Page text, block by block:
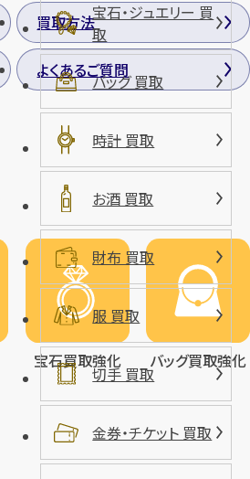
買取方法
よくあるご質問
宝石買取強化 バッグ買取強化
宝石・ジュエリー 買
取
バッグ 買取
時計 買取
お酒 買取
財布 買取
服 買取
切手 買取
金券・チケット 買取